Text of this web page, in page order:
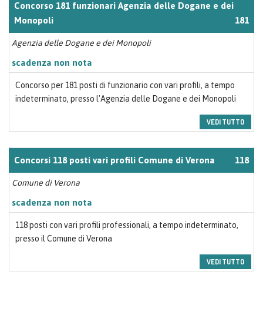
Concorso 181 funzionari Agenzia delle Dogane e dei
Monopoli
181
Agenzia delle Dogane e dei Monopoli
scadenza non nota
Concorso per 181 posti di funzionario con vari profili, a tempo
indeterminato, presso l'Agenzia delle Dogane e dei Monopoli
VEDI TUTTO
Concorsi 118 posti vari profili Comune di Verona 118
Comune di Verona
scadenza non nota
118 posti con vari profili professionali, a tempo indeterminato,
presso il Comune di Verona
VEDI TUTTO